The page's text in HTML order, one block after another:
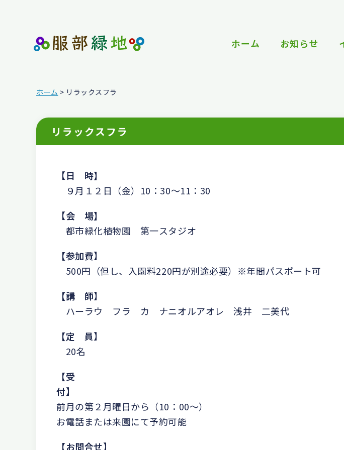
ホーム お知らせ
ホーム > リラックスフラ
リラックスフラ
【日 時】
９月１２日（金）10：30～11：30
【会 場】
都市緑化植物園 第一スタジオ
【参加費】
500円（但し、入園料220円が別途必要）※年間パスポート可
【講 師】
ハーラウ フラ カ ナニオルアオレ 浅井 二美代
【定 員】
20名
【受
付
前月の第２月曜日から（10：00～）
お電話または来園にて予約可能
【お問合せ】